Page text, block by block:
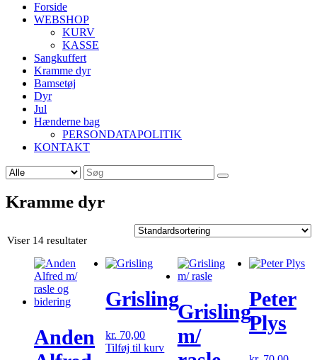
Forside
WEBSHOP
KURV
KASSE
Sangkuffert
Kramme dyr
Bamsetøj
Dyr
Jul
Hænderne bag
PERSONDATAPOLITIK
KONTAKT
Søg
efter:
Kramme dyr
Viser 14 resultater
Anden
Grisling
kr. 70,00
Tilføj til kurv
Grisling
m/
Peter
Plys